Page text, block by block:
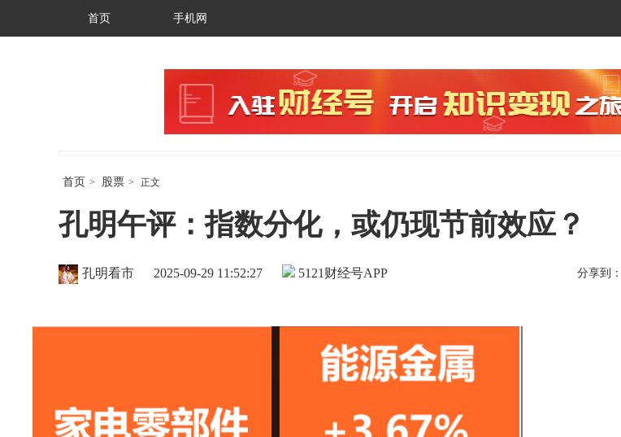
首页 手机网
首页 > 股票 > 正文
孔明午评：指数分化，或仍现节前效应？
财经号APP
孔明看市 2025-09-29 11:52:27 5121 分享到：